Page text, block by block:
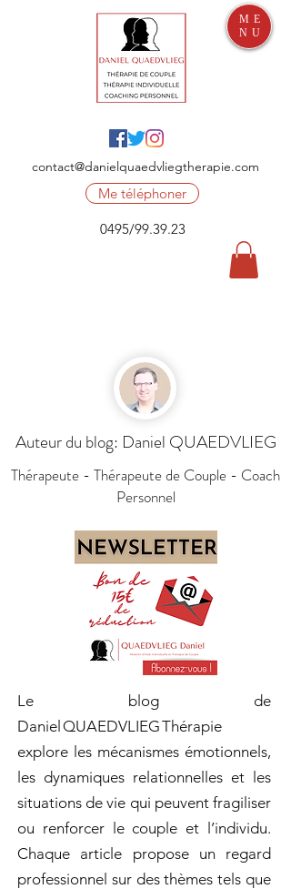
contact@danielquaedvliegtherapie.com
Me téléphoner
0495/99.39.23
ME
NU
Auteur du blog: Daniel QUAEDVLIEG
Thérapeute - Thérapeute de Couple - Coach
Personnel
Le blog de
Daniel QUAEDVLIEG Thérapie
explore les mécanismes émotionnels,
les dynamiques relationnelles et les
situations de vie qui peuvent fragiliser
ou renforcer le couple et l’individu.
Chaque article propose un regard
professionnel sur des thèmes tels que